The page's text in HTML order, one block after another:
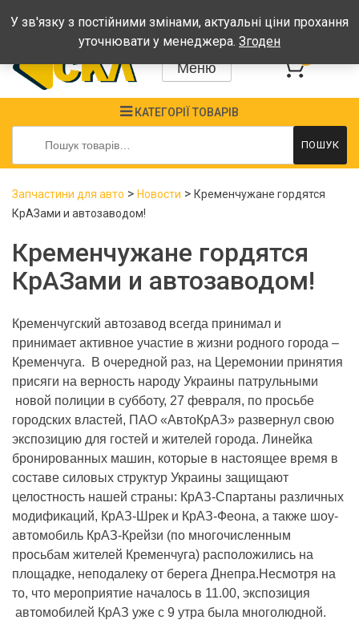
Графік: Пн-Пт: 08:00-17:00, Сб-Нд - вихідні
Меню
КАТЕГОРІЇ ТОВАРІВ
Шукати:
ПОШУК
Запчастини для авто > Новости > Кременчужане гордятся
КрАЗами и автозаводом!
Кременчужане гордятся
КрАЗами и автозаводом!
Кременчугский автозавод всегда принимал и
принимает активное участие в жизни родного города –
Кременчуга. В очередной раз, на Церемонии принятия
присяги на верность народу Украины патрульными
новой полиции в субботу, 27 февраля, по просьбе
городских властей, ПАО «АвтоКрАЗ» развернул свою
экспозицию для гостей и жителей города. Линейка
бронированных машин, которые в настоящее время в
составе силовых структур Украины защищают
целостность нашей страны: КрАЗ-Спартаны различных
модификаций, КрАЗ-Шрек и КрАЗ-Феона, а также шоу-
автомобиль КрАЗ-Крейзи (по многочисленным
просьбам жителей Кременчуга) расположились на
площадке, неподалеку от берега Днепра.Несмотря на
то, что мероприятие началось в 11.00, экспозиция
автомобилей КрАЗ уже с 9 утра была многолюдной.
У зв'язку з постійними змінами, актуальні ціни прохання
уточнювати у менеджера. Згоден